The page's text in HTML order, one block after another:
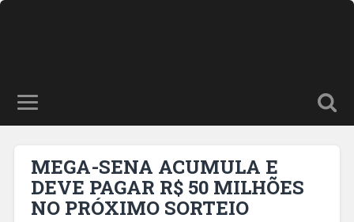
MEGA-SENA ACUMULA E
DEVE PAGAR R$ 50 MILHÕES
NO PRÓXIMO SORTEIO